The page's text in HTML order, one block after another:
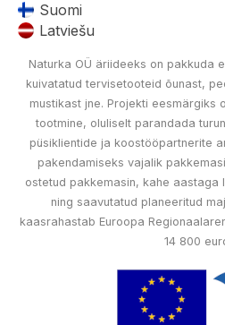
Suomi
Latviešu
Naturka OÜ äriideeks on pakkuda
kuivatatud tervisetooteid õunast,
mustikast jne. Projekti eesmärgiks
tootmine, oluliselt parandada
püsiklientide ja koostööpartnerite
pakendamiseks vajalik
ostetud pakkemasin, kahe aastaga
ning saavutatud planeeritud
kaasrahastab Euroopa
14 800